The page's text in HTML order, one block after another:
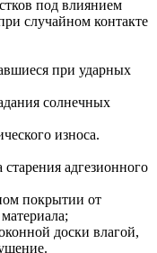
под влиянием
случайном контакте
при ударных
солнечных
износа.
адгезионного
покрытии от
доски влагой,